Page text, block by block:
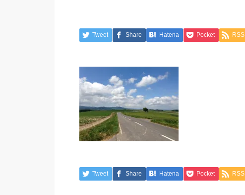
Tweet Share Hatena Pocket RSS
Tweet Share Hatena Pocket RSS